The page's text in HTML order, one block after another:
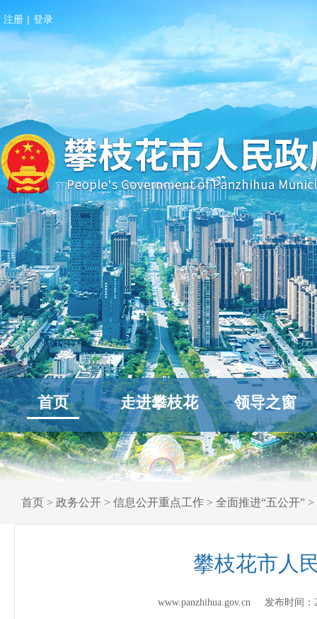
注册 | 登录
首页 走进攀枝花 领导之窗
首页 > 政务公开 > 信息公开重点工作 > 全面推进“五公开” >
攀枝花市人
www.panzhihua.gov.cn 发布时间：